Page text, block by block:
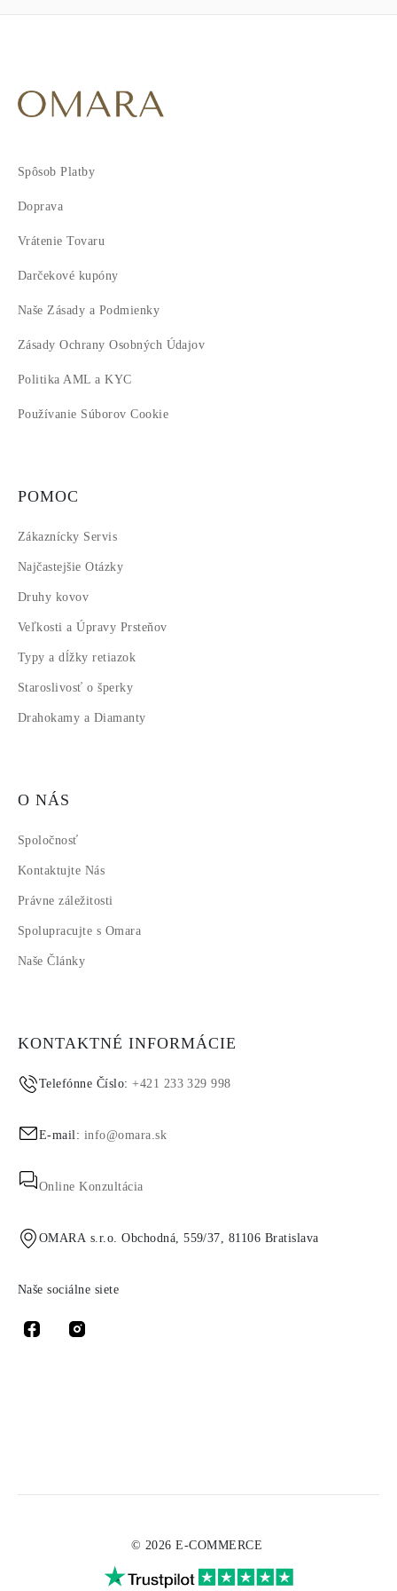
Spôsob Platby
Doprava
Vrátenie Tovaru
Darčekové kupóny
Naše Zásady a Podmienky
Zásady Ochrany Osobných Údajov
Politika AML a KYC
Používanie Súborov Cookie
POMOC
Zákaznícky Servis
Najčastejšie Otázky
Druhy kovov
Veľkosti a Úpravy Prsteňov
Typy a dĺžky retiazok
Staroslivosť o šperky
Drahokamy a Diamanty
O NÁS
Spoločnosť
Kontaktujte Nás
Právne záležitosti
Spolupracujte s Omara
Naše Články
KONTAKTNÉ INFORMÁCIE
Telefónne Číslo:+421 233 329 998
E-mail: info@omara.sk
Online Konzultácia
OMARA s.r.o. Obchodná, 559/37, 81106 Bratislava
Naše sociálne siete
© 2026 E-COMMERCE